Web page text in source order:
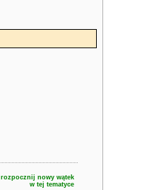
rozpocznij nowy wątek
w tej tematyce